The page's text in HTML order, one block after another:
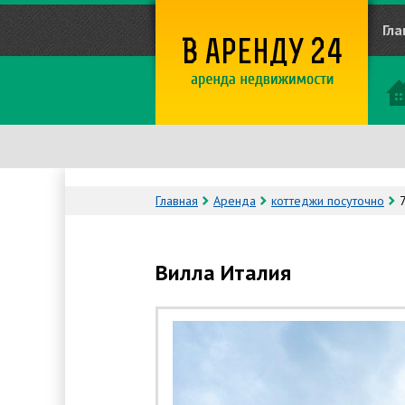
Главная Аренда коттеджи посуточно
Вилла Италия